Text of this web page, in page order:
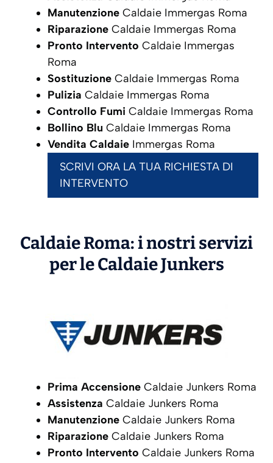
Manutenzione Caldaie Immergas Roma
Riparazione Caldaie Immergas Roma
Pronto Intervento Caldaie Immergas
Roma
Sostituzione Caldaie Immergas Roma
Pulizia Caldaie Immergas Roma
Controllo Fumi Caldaie Immergas Roma
Bollino Blu Caldaie Immergas Roma
Vendita Caldaie Immergas Roma
SCRIVI ORA LA TUA RICHIESTA DI
INTERVENTO
Caldaie Roma: i nostri servizi
per le CaldaieJunkers
Prima Accensione Caldaie Junkers Roma
Assistenza Caldaie Junkers Roma
Manutenzione Caldaie Junkers Roma
Riparazione Caldaie Junkers Roma
Pronto Intervento Caldaie Junkers Roma